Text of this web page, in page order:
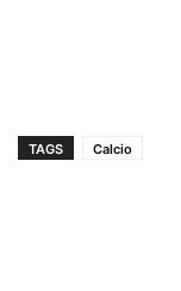
TAGS Calcio